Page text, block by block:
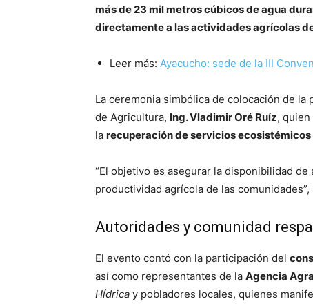
más de 23 mil metros cúbicos de agua
directamente a las actividades agrícolas
Leer más: Ayacucho: sede de la III
La ceremonia simbólica de colocación de
de Agricultura, Ing. Vladimir Oré Ruíz,
la recuperación de servicios ecosistémicos
“El objetivo es asegurar la disponibilidad
productividad agrícola de las
Autoridades y comunidad
El evento contó con la participación del
así como representantes de la Agencia
Hídrica y pobladores locales, quienes